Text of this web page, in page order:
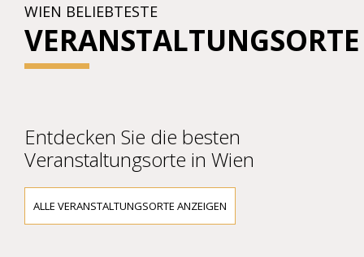
WIEN BELIEBTESTE
VERANSTALTUNGSORTE
Entdecken Sie die besten
Veranstaltungsorte in Wien
ALLE VERANSTALTUNGSORTE ANZEIGEN